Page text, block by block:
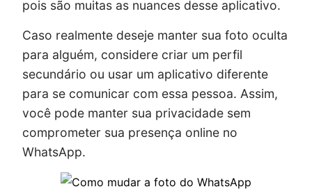
pois são muitas as nuances desse aplicativo.
Caso realmente deseje manter sua foto oculta
para alguém, considere criar um perfil
secundário ou usar um aplicativo diferente
para se comunicar com essa pessoa. Assim,
você pode manter sua privacidade sem
comprometer sua presença online no
WhatsApp.